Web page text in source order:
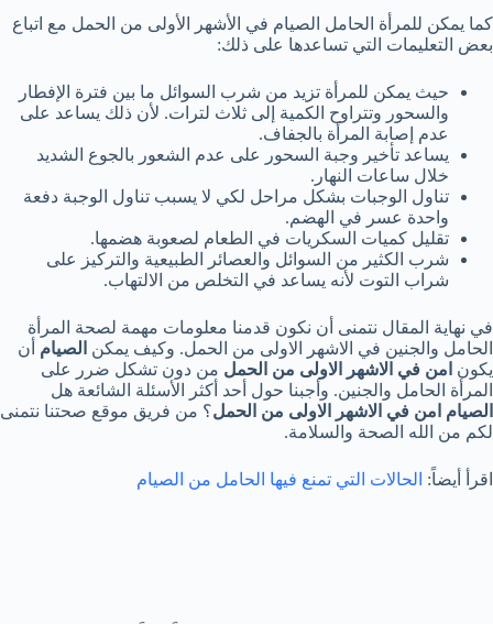
كما يمكن للمرأة الحامل الصيام في الأشهر الأولى من الحمل مع اتباع
بعض التعليمات التي تساعدها على ذلك:
حيث يمكن للمرأة تزيد من شرب السوائل ما بين فترة الإفطار
والسحور وتتراوح الكمية إلى ثلاث لترات. لأن ذلك يساعد على
عدم إصابة المرأة بالجفاف.
يساعد تأخير وجبة السحور على عدم الشعور بالجوع الشديد
خلال ساعات النهار.
تناول الوجبات بشكل مراحل لكي لا يسبب تناول الوجبة دفعة
واحدة عسر في الهضم.
تقليل كميات السكريات في الطعام لصعوبة هضمها.
شرب الكثير من السوائل والعصائر الطبيعية والتركيز على
شراب التوت لأنه يساعد في التخلص من الالتهاب.
في نهاية المقال نتمنى أن نكون قدمنا معلومات مهمة لصحة المرأة
الحامل والجنين في الاشهر الاولى من الحمل. وكيف يمكن الصيام أن
يكون امن في الاشهر الاولى من الحمل من دون تشكل ضرر على
المرأة الحامل والجنين. وأجبنا حول أحد أكثر الأسئلة الشائعة هل
الصيام امن في الاشهر الاولى من الحمل؟ من فريق موقع صحتنا نتمنى
لكم من الله الصحة والسلامة.
اقرأ أيضاً: الحالات التي تمنع فيها الحامل من الصيام